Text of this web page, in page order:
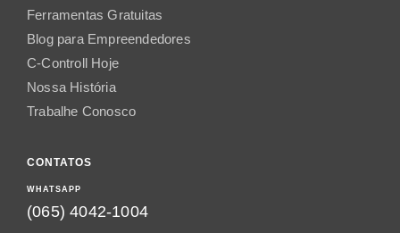
Ferramentas Gratuitas
Blog para Empreendedores
C-Controll Hoje
Nossa História
Trabalhe Conosco
CONTATOS
WHATSAPP
(065) 4042-1004